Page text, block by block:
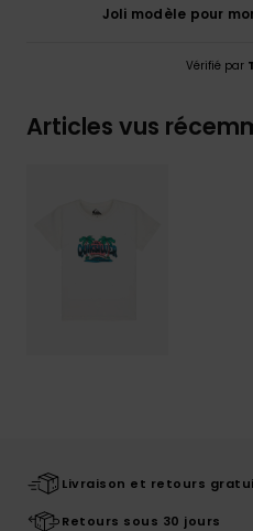
Joli modèle pour
Vérifié par
Articles vus
Livraison et retours
Retours sous 30 jours